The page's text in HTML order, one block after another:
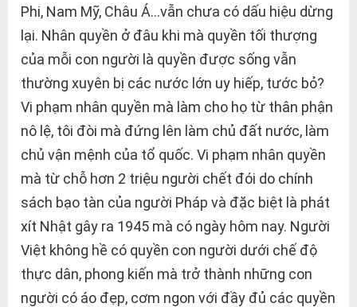
Phi, Nam Mỹ, Châu Á…vẫn chưa có dấu hiệu dừng
lại. Nhân quyền ở đâu khi mà quyền tối thượng
của mỗi con người là quyền được sống vẫn
thường xuyên bị các nước lớn uy hiếp, tước bỏ?
Vi phạm nhân quyền mà làm cho họ từ thân phận
nô lệ, tôi đòi mà đứng lên làm chủ đất nước, làm
chủ vận mệnh của tổ quốc. Vi phạm nhân quyền
mà từ chỗ hơn 2 triệu người chết đói do chính
sách bạo tàn của người Pháp và đặc biệt là phát
xít Nhật gây ra 1945 mà có ngày hôm nay. Người
Việt không hề có quyền con người dưới chế độ
thực dân, phong kiến mà trở thành những con
người có áo đẹp, cơm ngon với đầy đủ các quyền